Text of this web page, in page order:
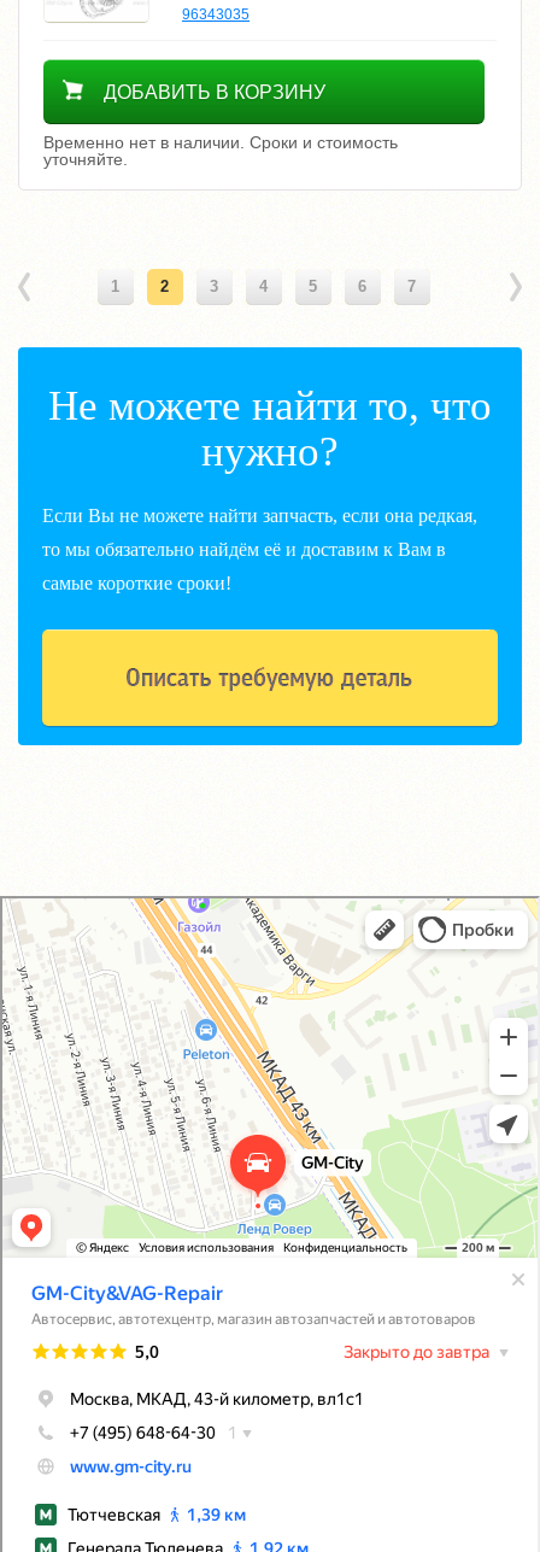
96343035
Уточнить цену
ДОБАВИТЬ В КОРЗИНУ
Временно нет в наличии. Сроки и стоимость
уточняйте.
1 2 3 4 5 6 7
Не можете найти то, что
нужно?
Если Вы не можете найти запчасть, если она редкая,
то мы обязательно найдём её и доставим к Вам в
самые короткие сроки!
GM-City&VAG-Repair
Автосервис, автотехцентр в Москве
Магазин автозапчастей и автотоваров в Москве